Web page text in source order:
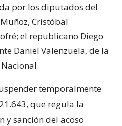
por los diputados del
Cristóbal
el republicano Diego
Daniel Valenzuela, de la
temporalmente
que regula la
y sanción del acoso